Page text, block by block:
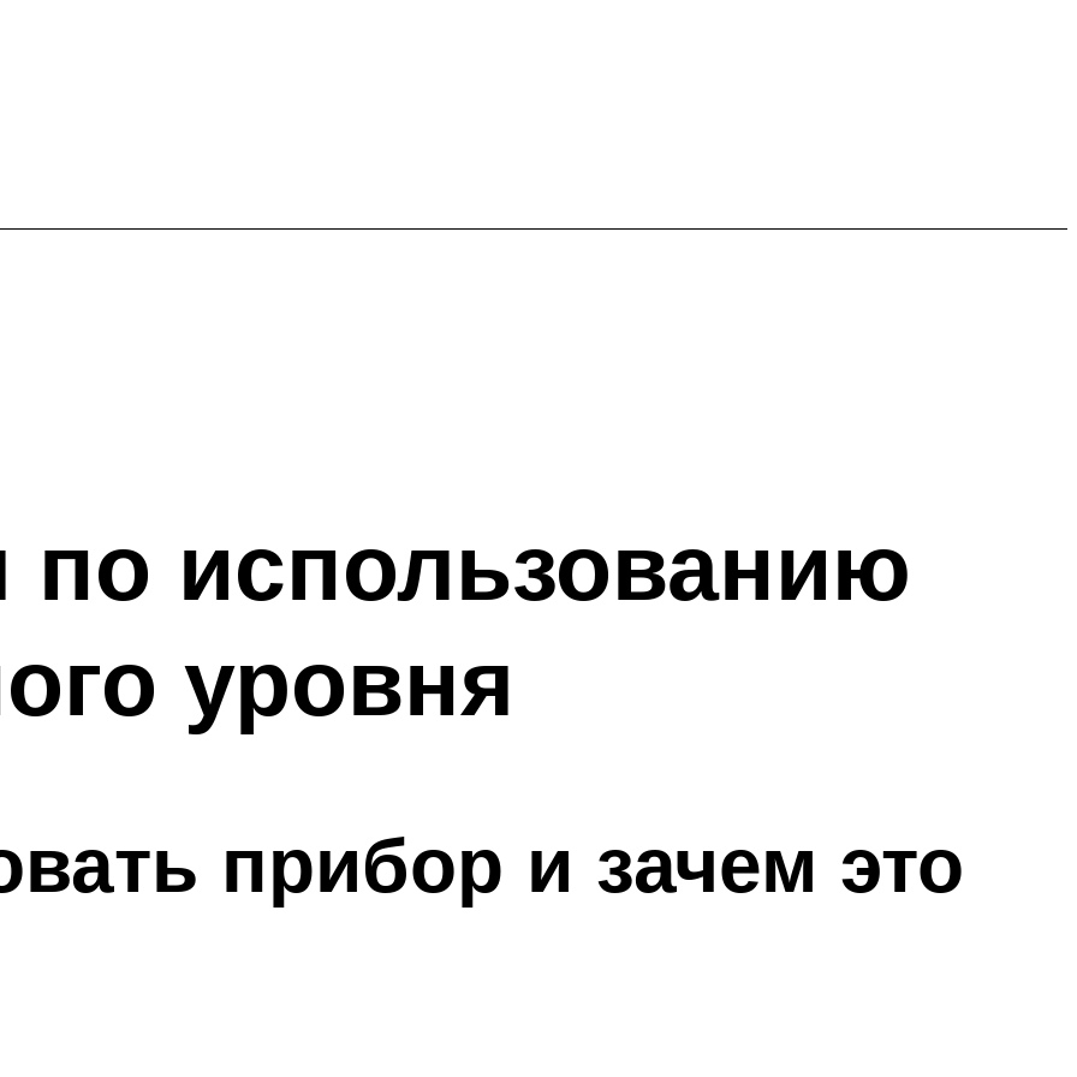
по использованию
уровня
прибор и зачем это